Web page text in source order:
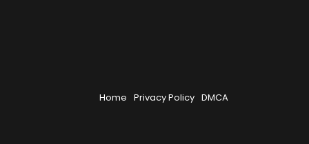
Home Privacy Policy DMCA